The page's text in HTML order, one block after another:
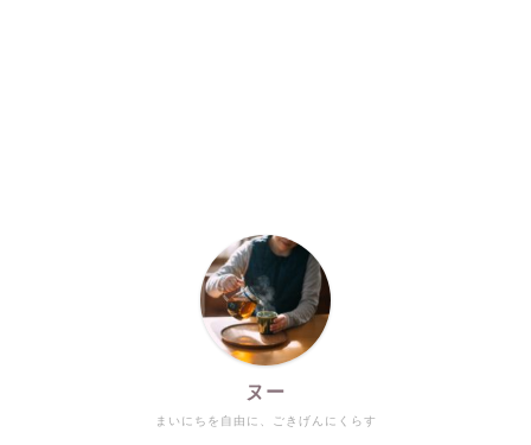
まいにちを自由に、ごきげんにくらす
ヌー